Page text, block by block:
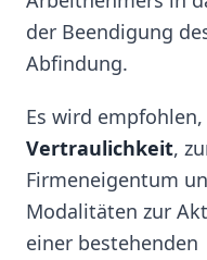
der Beendigung
Abfindung.
Es wird
Vertraulichkeit,
Firmeneigentum
Modalitäten zur
einer bestehenden